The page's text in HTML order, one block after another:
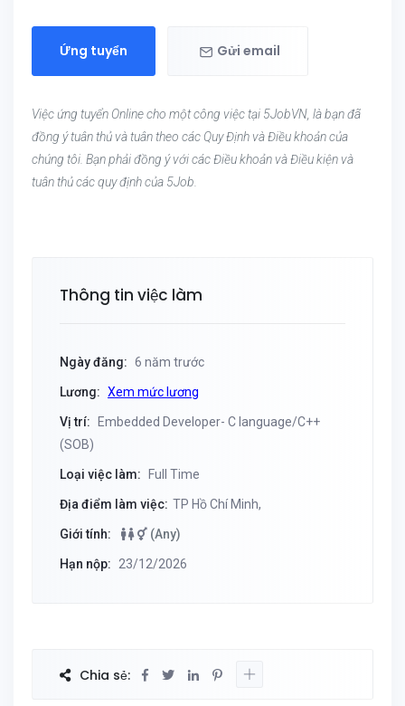
Ứng tuyển Gửi email
Việc ứng tuyển Online cho một công việc tại 5JobVN, là bạn đã
đồng ý tuân thủ và tuân theo các Quy Định và Điều khoản của
chúng tôi. Bạn phải đồng ý với các Điều khoản và Điều kiện và
tuân thủ các quy định của 5Job.
Thông tin việc làm
Ngày đăng: 6 năm trước
Lương: Xem mức lương
Vị trí:
Embedded Developer- C language/C++
(SOB)
Loại việc làm: Full Time
Địa điểm làm việc: TP Hồ Chí Minh,
Giới tính: (Any)
Hạn nộp: 23/12/2026
Chia sẻ: